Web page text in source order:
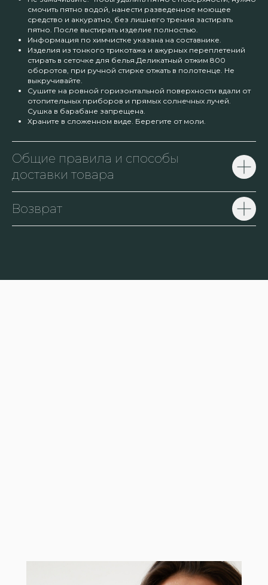
смочить пятно водой, нанести разведенное моющее
средство и аккуратно, без лишнего трения застирать
пятно. После выстирать изделие полностью.
Информация по химчистке указана на составнике.
Изделия из тонкого трикотажа и ажурных переплетений
стирать в сеточке для белья.Деликатный отжим 800
оборотов, при ручной стирке отжать в полотенце. Не
выкручивайте.
Сушите на ровной горизонтальной поверхности вдали от
отопительных приборов и прямых солнечных лучей.
Сушка в барабане запрещена.
Храните в сложенном виде. Берегите от моли.
Общие правила и способы
доставки товара
Возврат